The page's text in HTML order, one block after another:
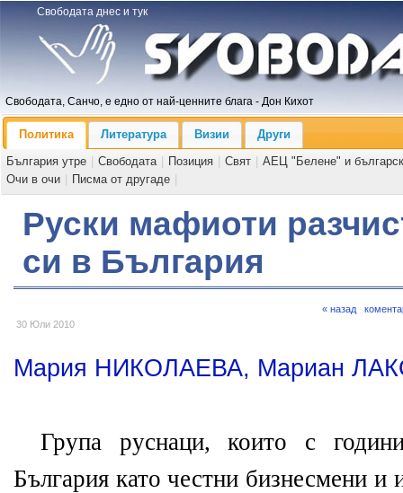
Свободата днес и тук
Свободата, Санчо, е едно от най-ценните блага - Дон Кихот
Политика Литература Визии
Други
България утре
Свободата Позиция Свят
АЕЦ "Белене" и
Очи в очи
Писма от другаде
Руски мафиоти
си в България
30 Юли 2010
« назад
Мария НИКОЛАЕВА, Мариан
Група руснаци, които с
България като честни бизнесмени и